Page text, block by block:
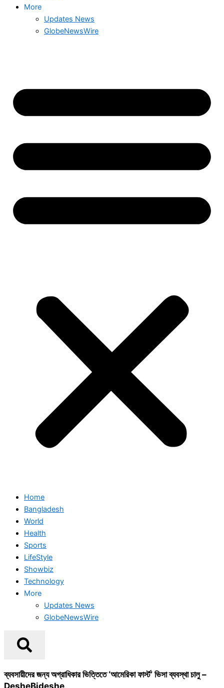
More
Updates News
GlobeNewsWire
Home
Bangladesh
World
Health
Sports
LifeStyle
Showbiz
Technology
More
Updates News
GlobeNewsWire
ব্যবসায়ীদের জন্য অগ্রাধিকার ভিত্তিতে ‘আমেরিকা ফার্স্ট’ ভিসা ব্যবস্থা চালু –
DesheBideshe